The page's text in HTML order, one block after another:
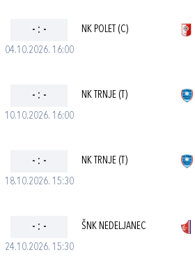
04.10.2026. 16:00
- : - NK POLET (C)
10.10.2026. 16:00
- : - NK TRNJE (T)
18.10.2026. 15:30
- : - NK TRNJE (T)
24.10.2026. 15:30
- : - ŠNK NEDELJANEC